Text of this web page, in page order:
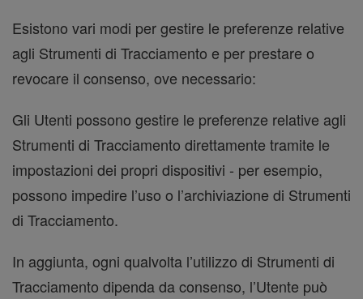
Esistono vari modi per gestire le preferenze relative
agli Strumenti di Tracciamento e per prestare o
revocare il consenso, ove necessario:
Gli Utenti possono gestire le preferenze relative agli
Strumenti di Tracciamento direttamente tramite le
impostazioni dei propri dispositivi - per esempio,
possono impedire l’uso o l’archiviazione di Strumenti
di Tracciamento.
In aggiunta, ogni qualvolta l’utilizzo di Strumenti di
Tracciamento dipenda da consenso, l’Utente può